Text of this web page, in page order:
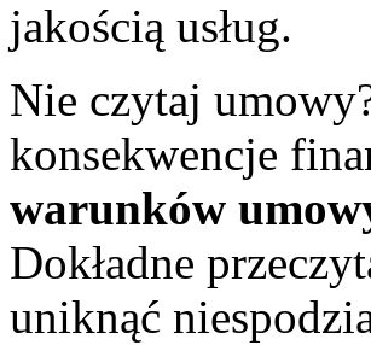
jakością usług.
Nie czytaj
konsekwencje
warunków
Dokładne
uniknąć